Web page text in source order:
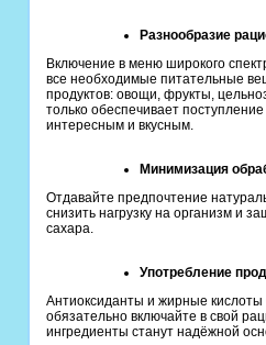
Разнообразие
Включение в меню широкого
все необходимые питательные
продуктов: овощи, фрукты,
только обеспечивает
интересным и вкусным.
Минимизация
Отдавайте предпочтение
снизить нагрузку на организм и
сахара.
Употребление
Антиоксиданты и жирные кислоты
обязательно включайте в свой
ингредиенты станут надёжной